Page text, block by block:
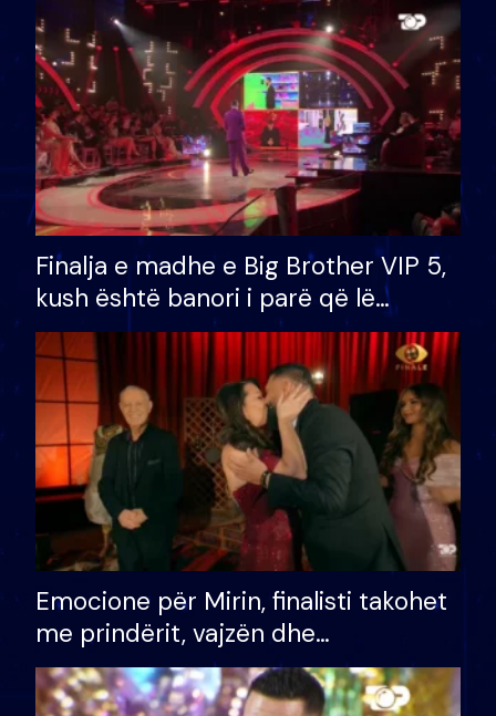
Finalja e madhe e Big Brother VIP 5,
kush është banori i parë që lë
shtëpinë dhe humb mundësinë për
të fituar çmimin e madh
Emocione për Mirin, finalisti takohet
me prindërit, vajzën dhe
bashkëshorten: S’kemi ndonjë letër
divorci apo jo?